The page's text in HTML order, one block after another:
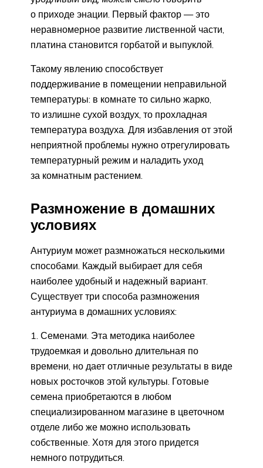
о приходе энации. Первый фактор — это
неравномерное развитие лиственной части,
платина становится горбатой и выпуклой.
Такому явлению способствует
поддерживание в помещении неправильной
температуры: в комнате то сильно жарко,
то излишне сухой воздух, то прохладная
температура воздуха. Для избавления от этой
неприятной проблемы нужно отрегулировать
температурный режим и наладить уход
за комнатным растением.
Размножение в домашних
условиях
Антуриум может размножаться несколькими
способами. Каждый выбирает для себя
наиболее удобный и надежный вариант.
Существует три способа размножения
антуриума в домашних условиях:
Семенами. Эта методика наиболее
трудоемкая и довольно длительная по
времени, но дает отличные результаты в виде
новых росточков этой культуры. Готовые
семена приобретаются в любом
специализированном магазине в цветочном
отделе либо же можно использовать
собственные. Хотя для этого придется
немного потрудиться.